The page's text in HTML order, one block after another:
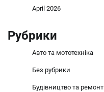
April 2026
Рубрики
Авто та мототехніка
Без рубрики
Будівництво та ремонт